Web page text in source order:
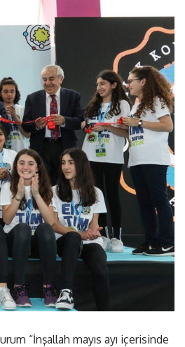
“İnşallah mayıs ayı içerisinde